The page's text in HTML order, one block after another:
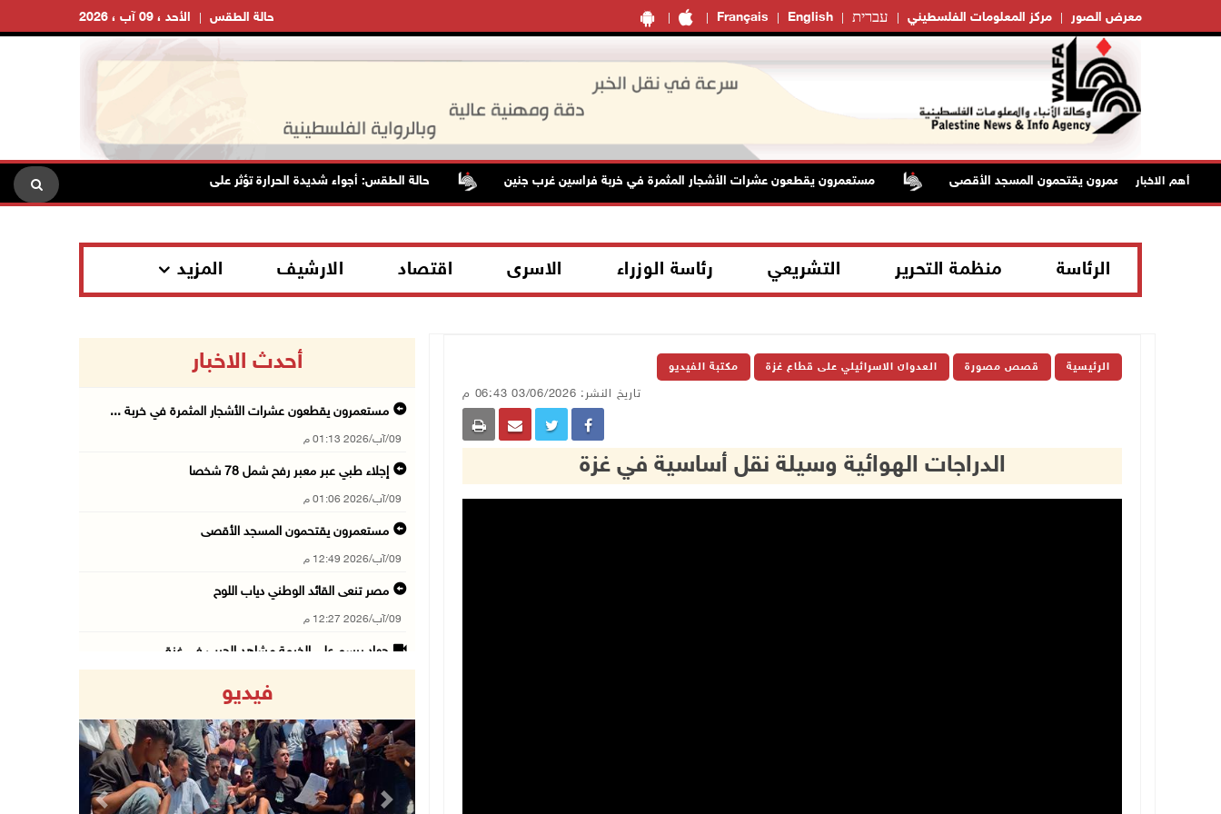
Français English עברית مركز المعلومات الفلسطيني معرض الصور الأحد ، 09 آب ، 2026 حالة الطقس
أهم الاخبارمستعمرون يقتحمون المسجد الأقصى مستعمرون يقطعون عشرات الأشجار المثمرة في خربة فراسين غرب جنين حالة الطقس: أجواء شديدة الحرارة تؤثر على البلاد بدءا من اليوم مصر:
الرئاسة منظمة التحرير التشريعي رئاسة الوزراء الاسرى اقتصاد الارشيف المزيد
الرئيسية قصص مصورة العدوان الاسرائيلي على قطاع غزة مكتبة الفيديو
تاريخ النشر: 03/06/2026 06:43 م
الدراجات الهوائية وسيلة نقل أساسية في غزة
أحدث الاخبار
مستعمرون يقطعون عشرات الأشجار المثمرة في خربة ...
09/آب/2026 01:13 م
إجلاء طبي عبر معبر رفح شمل 78 شخصا
09/آب/2026 01:06 م
مستعمرون يقتحمون المسجد الأقصى
09/آب/2026 12:49 م
مصر تنعى القائد الوطني دياب اللوح
09/آب/2026 12:27 م
جهاد يرسم على الخيمة مشاهد الحرب في غزة
09/آب/2026 12:12 م
مركز الاتصال الحكومي يرصد أهم التدخلات التي ن ...
09/آب/2026 12:10 م
فيديو
Previous Next